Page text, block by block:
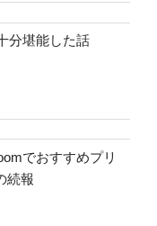
分堪能した話
でおすすめプリ
続報